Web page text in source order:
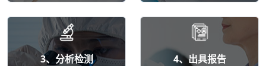
3、分析检测
4、出具报告